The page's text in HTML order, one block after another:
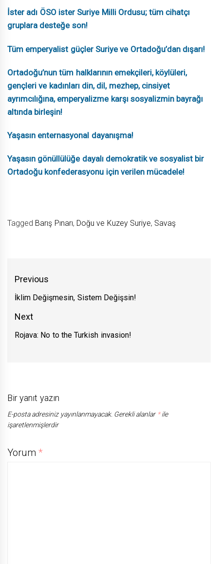
İster adı ÖSO ister Suriye Milli Ordusu; tüm cihatçı
gruplara desteğe son!
Tüm emperyalist güçler Suriye ve Ortadoğu’dan dışarı!
Ortadoğu’nun tüm halklarının emekçileri, köylüleri,
gençleri ve kadınları din, dil, mezhep, cinsiyet
ayrımcılığına, emperyalizme karşı sosyalizmin bayrağı
altında birleşin!
Yaşasın enternasyonal dayanışma!
Yaşasın gönüllülüğe dayalı demokratik ve sosyalist bir
Ortadoğu konfederasyonu için verilen mücadele!
Tagged Barış Pınarı, Doğu ve Kuzey Suriye, Savaş
Yazı
Previous
Previous
İklim Değişmesin, Sistem Değişsin!
Next
Next
Rojava: No to the Turkish invasion!
Bir yanıt yazın
E-posta adresiniz yayınlanmayacak. Gerekli alanlar *ile
işaretlenmişlerdir
Yorum*